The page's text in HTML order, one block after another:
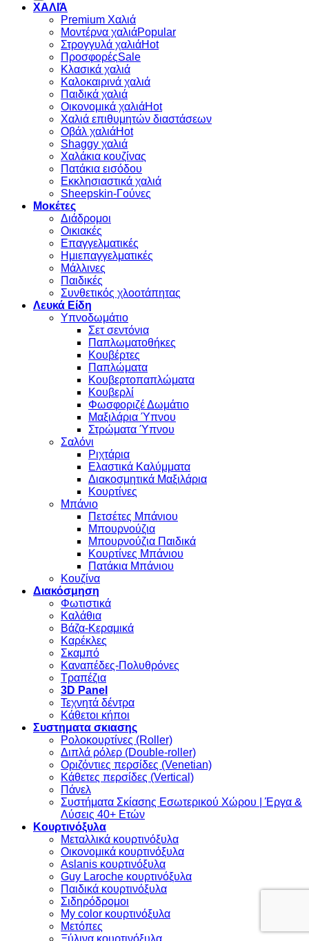
ΧΑΛΙΆ
Premium Χαλιά
Μοντέρνα χαλιά
Στρογγυλά χαλιά
Προσφορές
Κλασικά χαλιά
Καλοκαιρινά χαλιά
Παιδικά χαλιά
Οικονομικά χαλιά
Χαλιά επιθυμητών διαστάσεων
Οβάλ χαλιά
Shaggy χαλιά
Χαλάκια κουζίνας
Πατάκια εισόδου
Εκκλησιαστικά χαλιά
Sheepskin-Γούνες
Μοκέτες
Διάδρομοι
Οικιακές
Επαγγελματικές
Ημιεπαγγελματικές
Μάλλινες
Παιδικές
Συνθετικός χλοοτάπητας
Λευκά Είδη
Υπνοδωμάτιο
Σετ σεντόνια
Παπλωματοθήκες
Κουβέρτες
Παπλώματα
Κουβερτοπαπλώματα
Κουβερλί
Φωσφοριζέ Δωμάτιο
Μαξιλάρια Ύπνου
Στρώματα Ύπνου
Σαλόνι
Ριχτάρια
Ελαστικά Καλύμματα
Διακοσμητικά Μαξιλάρια
Κουρτίνες
Μπάνιο
Πετσέτες Μπάνιου
Μπουρνούζια
Μπουρνούζια Παιδικά
Κουρτίνες Μπάνιου
Πατάκια Μπάνιου
Κουζίνα
Διακόσμηση
Φωτιστικά
Καλάθια
Βάζα-Κεραμικά
Καρέκλες
Σκαμπό
Καναπέδες-Πολυθρόνες
Τραπέζια
3D Panel
Τεχνητά δέντρα
Κάθετοι κήποι
Συστηματα σκιασης
Ρολοκουρτίνες (Roller)
Διπλά ρόλερ (Double-roller)
Οριζόντιες περσίδες (Venetian)
Κάθετες περσίδες (Vertical)
Πάνελ
Συστήματα Σκίασης Εσωτερικού Χώρου | Έργα &
Λύσεις 40+ Ετών
Κουρτινόξυλα
Μεταλλικά κουρτινόξυλα
Οικονομικά κουρτινόξυλα
Aslanis κουρτινόξυλα
Guy Laroche κουρτινόξυλα
Παιδικά κουρτινόξυλα
Σιδηρόδρομοι
My color κουρτινόξυλα
Μετόπες
Ξύλινα κουρτινόξυλα